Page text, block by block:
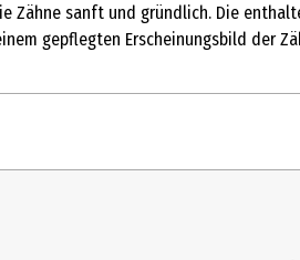
Zähne sanft und gründlich. Die
gepflegten Erscheinungsbild der